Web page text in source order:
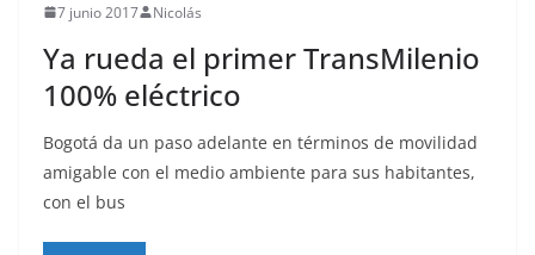
7 junio 2017 Nicolás
Ya rueda el primer TransMilenio
100% eléctrico
Bogotá da un paso adelante en términos de movilidad
amigable con el medio ambiente para sus habitantes,
con el bus